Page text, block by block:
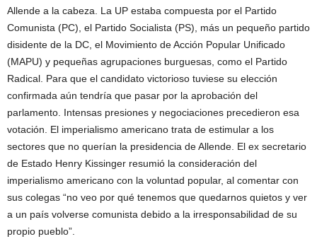
Allende a la cabeza. La UP estaba compuesta por el Partido
Comunista (PC), el Partido Socialista (PS), más un pequeño partido
disidente de la DC, el Movimiento de Acción Popular Unificado
(MAPU) y pequeñas agrupaciones burguesas, como el Partido
Radical. Para que el candidato victorioso tuviese su elección
confirmada aún tendría que pasar por la aprobación del
parlamento. Intensas presiones y negociaciones precedieron esa
votación. El imperialismo americano trata de estimular a los
sectores que no querían la presidencia de Allende. El ex secretario
de Estado Henry Kissinger resumió la consideración del
imperialismo americano con la voluntad popular, al comentar con
sus colegas “no veo por qué tenemos que quedarnos quietos y ver
a un país volverse comunista debido a la irresponsabilidad de su
propio pueblo”.